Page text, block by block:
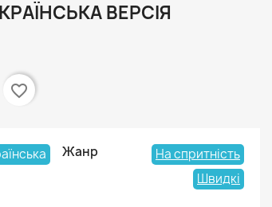
ВЕРСІЯ
favorite_border
Жанр
На спритність
Швидкі